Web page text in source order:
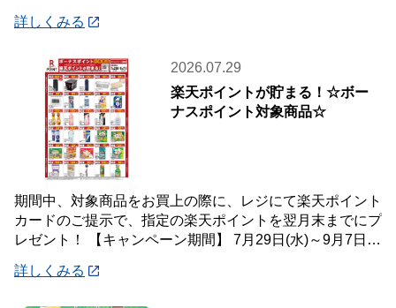
詳しくみる
2026.07.29
楽天ポイントが貯まる！☆ボー
ナスポイント対象商品☆
期間中、対象商品をお買上の際に、レジにて楽天ポイント
カードのご提示で、指定の楽天ポイントを翌月末までにプ
レゼント！ 【キャンペーン期間】 7月29日(水)～9月7日
詳しくみる